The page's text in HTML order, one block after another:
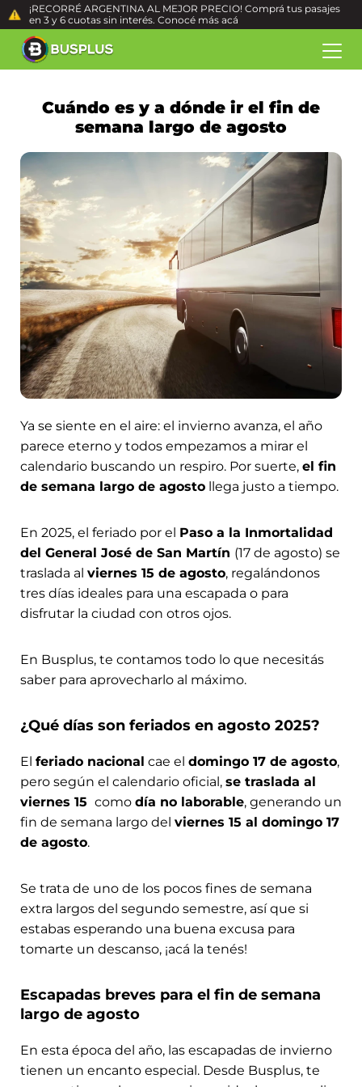
¡RECORRÉ ARGENTINA AL MEJOR PRECIO! Comprá tus pasajes
en 3 y 6 cuotas sin interés. Conocé más acá
Cuándo es y a dónde ir el fin de
semana largo de agosto
Ya se siente en el aire: el invierno avanza, el año
parece eterno y todos empezamos a mirar el
calendario buscando un respiro. Por suerte,el fin
de semana largo de agosto llega justo a tiempo.
En 2025, el feriado por el Paso a la Inmortalidad
del General José de San Martín (17 de agosto) se
traslada al viernes 15 de agosto, regalándonos
tres días ideales para una escapada o para
disfrutar la ciudad con otros ojos.
En Busplus, te contamos todo lo que necesitás
saber para aprovecharlo al máximo.
¿Qué días son feriados en agosto 2025?
El feriado nacional cae el domingo 17 de agosto,
pero según el calendario oficial,se traslada al
viernes 15 comodía no laborable, generando un
fin de semana largo del viernes 15 al domingo 17
de agosto.
Se trata de uno de los pocos fines de semana
extra largos del segundo semestre, así que si
estabas esperando una buena excusa para
tomarte un descanso, ¡acá la tenés!
Escapadas breves para el fin de semana
largo de agosto
En esta época del año, las escapadas de invierno
tienen un encanto especial. Desde Busplus, te